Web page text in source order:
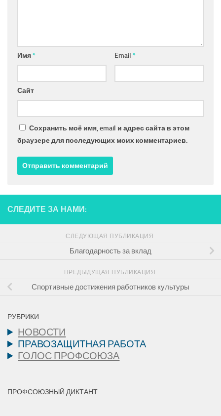
Имя* Email *
Сайт
Сохранить моё имя, email и адрес сайта в этом
браузере для последующих моих комментариев.
СЛЕДИТЕ ЗА НАМИ:
СЛЕДУЮЩАЯ ПУБЛИКАЦИЯ
Благодарность за вклад
ПРЕДЫДУЩАЯ ПУБЛИКАЦИЯ
Спортивные достижения работников культуры
РУБРИКИ
НОВОСТИ
ПРАВОЗАЩИТНАЯ РАБОТА
ГОЛОС ПРОФСОЮЗА
ПРОФСОЮЗНЫЙ ДИКТАНТ